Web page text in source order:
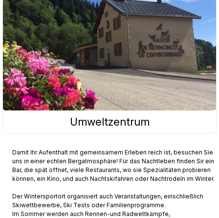
Umweltzentrum
Damit Ihr Aufenthalt mit gemeinsamem Erleben reich ist, besuchen Sie
uns in einer echten Bergatmosphäre! Für das Nachtleben finden Sir ein
Bar, die spät öffnet, viele Restaurants, wo sie Spezialitäten probieren
können, ein Kino, und auch Nachtskifahren oder Nachtrodeln im Winter.
Der Wintersportort organisiert auch Veranstaltungen, einschließlich
Skiwettbewerbe, Ski Tests oder Familienprogramme.
Im Sommer werden auch Rennen-und Radwettkämpfe,